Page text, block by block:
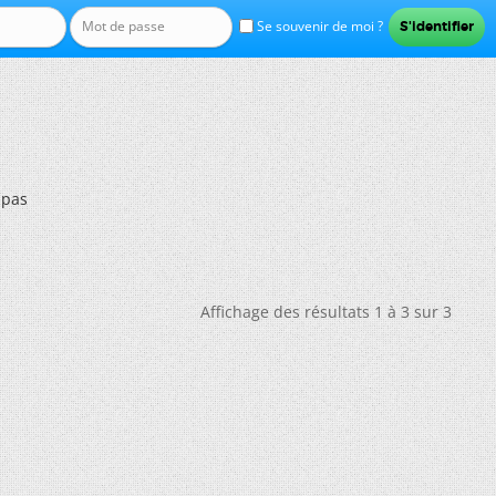
Se souvenir de moi ?
Affichage des résultats 1 à 3 sur 3